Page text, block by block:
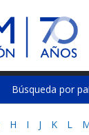
Búsqueda por
H I J K L